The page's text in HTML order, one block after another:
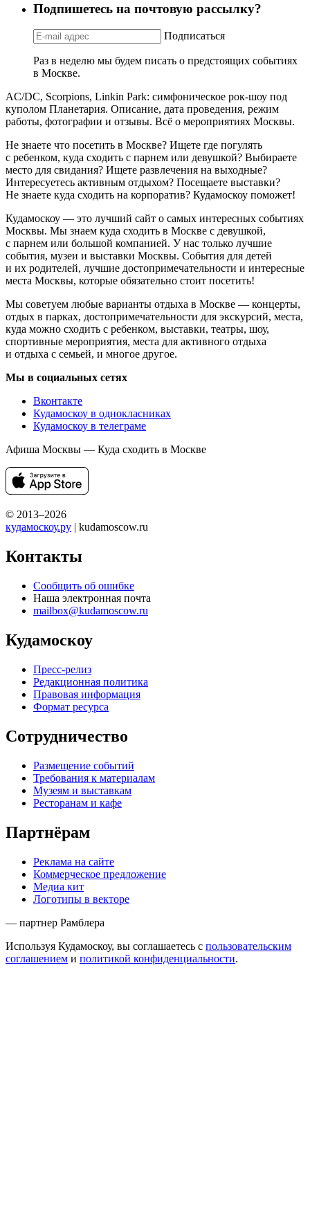
Подпишетесь на почтовую рассылку?
Подписаться
Раз в неделю мы будем писать о предстоящих событиях
в Москве.
AC/DC, Scorpions, Linkin Park: симфоническое рок-шоу под
куполом Планетария. Описание, дата проведения, режим
работы, фотографии и отзывы. Всё о мероприятиях Москвы.
Не знаете что посетить в Москве? Ищете где погулять
с ребенком, куда сходить с парнем или девушкой? Выбираете
место для свидания? Ищете развлечения на выходные?
Интересуетесь активным отдыхом? Посещаете выставки?
Не знаете куда сходить на корпоратив? Кудамоскоу поможет!
Кудамоскоу — это лучший сайт о самых интересных событиях
Москвы. Мы знаем куда сходить в Москве с девушкой,
с парнем или большой компанией. У нас только лучшие
события, музеи и выставки Москвы. События для детей
и их родителей, лучшие достопримечательности и интересные
места Москвы, которые обязательно стоит посетить!
Мы советуем любые варианты отдыха в Москве — концерты,
отдых в парках, достопримечательности для экскурсий, места,
куда можно сходить с ребенком, выставки, театры, шоу,
спортивные мероприятия, места для активного отдыха
и отдыха с семьей, и многое другое.
Мы в социальных сетях
Вконтакте
Кудамоскоу в однокласниках
Кудамоскоу в телеграме
Афиша Москвы — Куда сходить в Москве
© 2013–2026
кудамоскоу.ру | kudamoscow.ru
Контакты
Сообщить об ошибке
Наша электронная почта
mailbox@kudamoscow.ru
Кудамоскоу
Пресс-релиз
Редакционная политика
Правовая информация
Формат ресурса
Сотрудничество
Размещение событий
Требования к материалам
Музеям и выставкам
Ресторанам и кафе
Партнёрам
Реклама на сайте
Коммерческое предложение
Медиа кит
Логотипы в векторе
— партнер Рамблера
Используя Кудамоскоу, вы соглашаетесь с пользовательским
соглашением и политикой конфиденциальности.